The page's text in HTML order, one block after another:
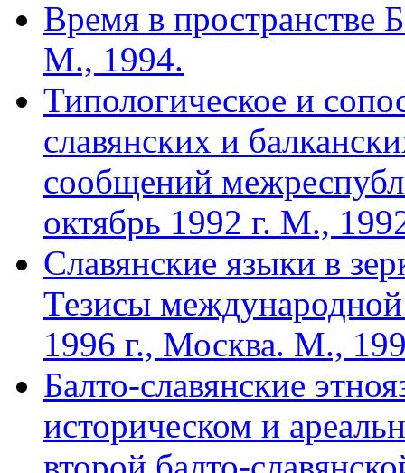
Время в пространстве
М., 1994.
Типологическое и
славянских и
сообщений
октябрь 1992 г. М.,
Славянские языки в
Тезисы
1996 г., Москва. М.,
Балто-славянские
историческом и